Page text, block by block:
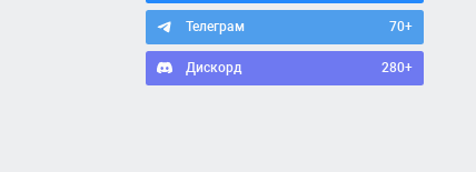
Телеграм 70+
Дискорд 280+